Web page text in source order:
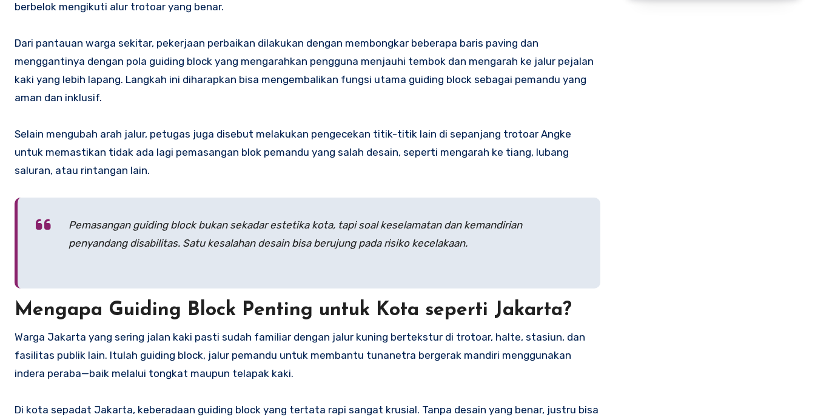
berbelok mengikuti alur trotoar yang benar.
Dari pantauan warga sekitar, pekerjaan perbaikan dilakukan dengan membongkar beberapa baris paving dan
menggantinya dengan pola guiding block yang mengarahkan pengguna menjauhi tembok dan mengarah ke jalur pejalan
kaki yang lebih lapang. Langkah ini diharapkan bisa mengembalikan fungsi utama guiding block sebagai pemandu yang
aman dan inklusif.
Selain mengubah arah jalur, petugas juga disebut melakukan pengecekan titik-titik lain di sepanjang trotoar Angke
untuk memastikan tidak ada lagi pemasangan blok pemandu yang salah desain, seperti mengarah ke tiang, lubang
saluran, atau rintangan lain.
Pemasangan guiding block bukan sekadar estetika kota, tapi soal keselamatan dan kemandirian
penyandang disabilitas. Satu kesalahan desain bisa berujung pada risiko kecelakaan.
Mengapa Guiding Block Penting untuk Kota seperti Jakarta?
Warga Jakarta yang sering jalan kaki pasti sudah familiar dengan jalur kuning bertekstur di trotoar, halte, stasiun, dan
fasilitas publik lain. Itulah guiding block, jalur pemandu untuk membantu tunanetra bergerak mandiri menggunakan
indera peraba—baik melalui tongkat maupun telapak kaki.
Di kota sepadat Jakarta, keberadaan guiding block yang tertata rapi sangat krusial. Tanpa desain yang benar, justru bisa